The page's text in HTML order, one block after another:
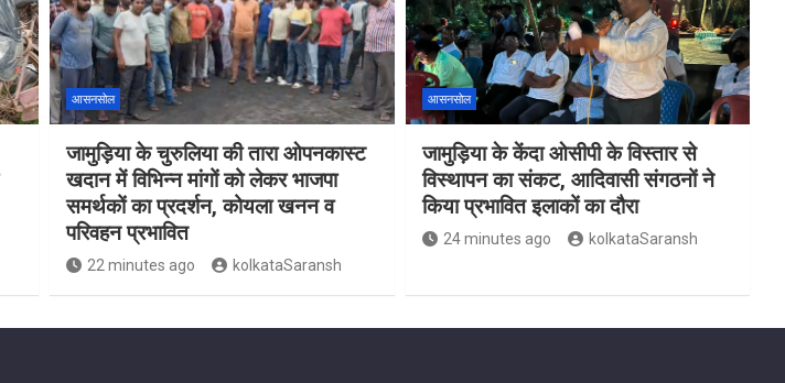
आसनसोल
जामुड़िया के चुरुलिया की तारा ओपनकास्ट
खदान में विभिन्न मांगों को लेकर भाजपा
समर्थकों का प्रदर्शन, कोयला खनन व
परिवहन प्रभावित
22 minutes ago kolkataSaransh
आसनसोल
जामुड़िया के केंदा ओसीपी के विस्तार से
विस्थापन का संकट, आदिवासी संगठनों ने
किया प्रभावित इलाकों का दौरा
24 minutes ago kolkataSaransh